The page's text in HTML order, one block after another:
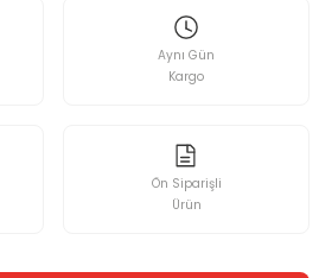
Aynı Gün
Kargo
Ön Siparişli
Ürün